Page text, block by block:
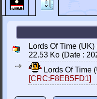
Lords Of Time
22.53 Ko (Date :
Lords Of Time
[CRC:F8EB5FD1]